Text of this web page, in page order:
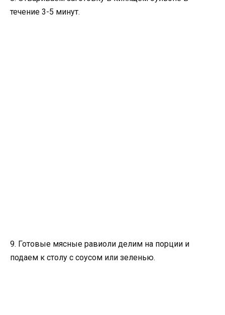
течение 3-5 минут.
9. Готовые мясные равиоли делим на порции и
подаем к столу с соусом или зеленью.